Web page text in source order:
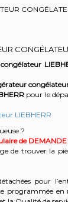
pour le
LIEBHERR
?
de DEMANDE
de trouver la
pour
programmée